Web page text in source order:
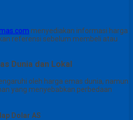
menyediakan informasi harga
referensi sebelum membeli atau
Dunia dan Lokal
oleh harga emas dunia, namun
yang menyebabkan perbedaan
Dolar AS